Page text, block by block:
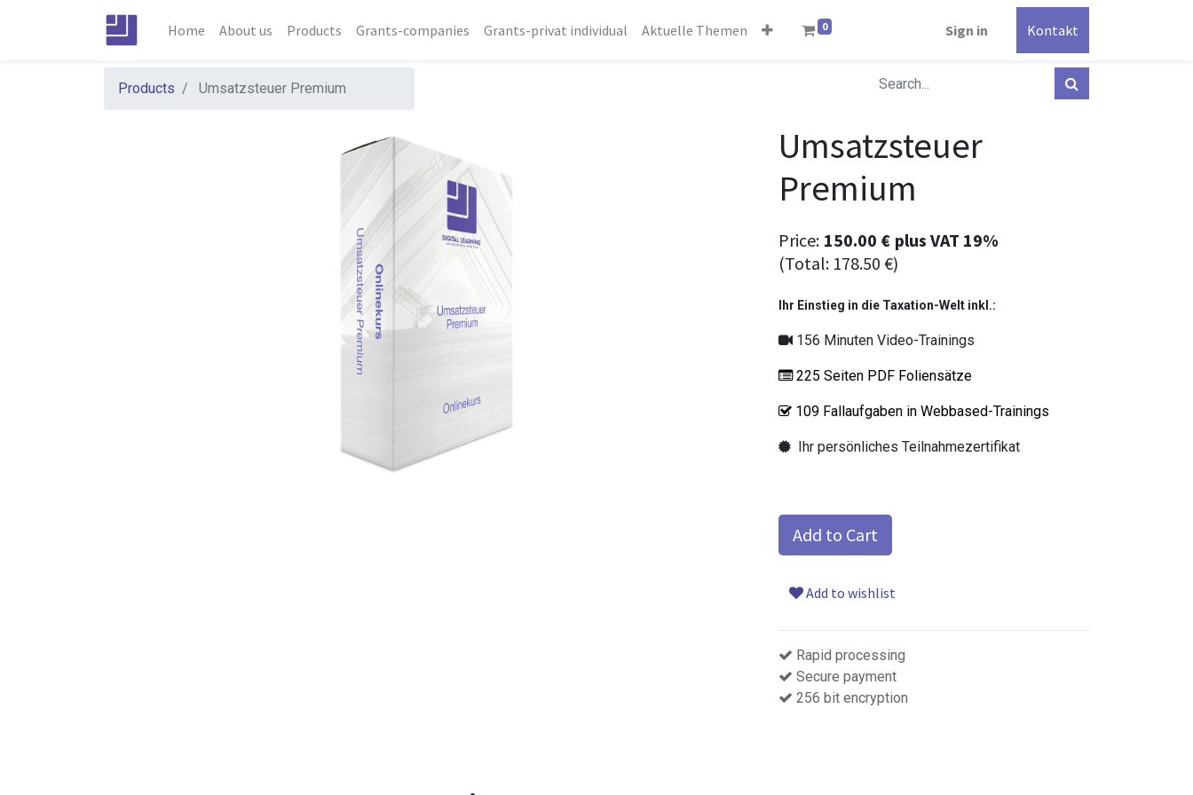
Home About us Products Grants-companies Grants-privat individual Aktuelle Themen 0 Sign in Kontakt
Products Umsatzsteuer Premium
Umsatzsteuer
Premium
Price: 150.00 € plus VAT 19%
(Total: 178.50 €)
Ihr Einstieg in die Taxation-Welt inkl.:
156 Minuten Video-Trainings
225 Seiten PDF Foliensätze
109 Fallaufgaben in Webbased-Trainings
Ihr persönliches Teilnahmezertifikat
Add to Cart
Add to wishlist
Rapid processing
Secure payment
256 bit encryption